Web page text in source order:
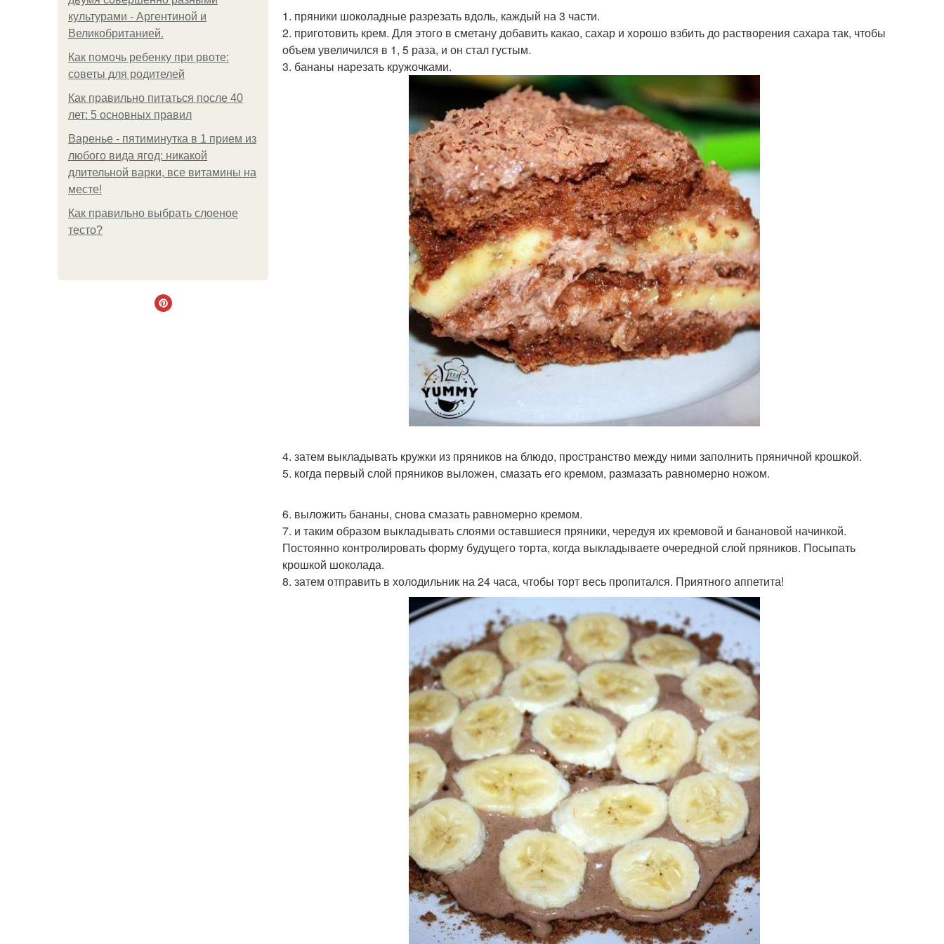
культурами - Аргентиной и
Великобританией.
Как помочь ребенку при рвоте:
советы для родителей
Как правильно питаться после 40
лет: 5 основных правил
Варенье - пятиминутка в 1 прием из
любого вида ягод: никакой
длительной варки, все витамины на
месте!
Как правильно выбрать слоеное
тесто?
1. пряники шоколадные разрезать вдоль, каждый на 3 части.
2. приготовить крем. Для этого в сметану добавить какао, сахар и хорошо взбить до растворения сахара так, чтобы
объем увеличился в 1, 5 раза, и он стал густым.
3. бананы нарезать кружочками.
4. затем выкладывать кружки из пряников на блюдо, пространство между ними заполнить пряничной крошкой.
5. когда первый слой пряников выложен, смазать его кремом, размазать равномерно ножом.
6. выложить бананы, снова смазать равномерно кремом.
7. и таким образом выкладывать слоями оставшиеся пряники, чередуя их кремовой и банановой начинкой.
Постоянно контролировать форму будущего торта, когда выкладываете очередной слой пряников. Посыпать
крошкой шоколада.
8. затем отправить в холодильник на 24 часа, чтобы торт весь пропитался. Приятного аппетита!